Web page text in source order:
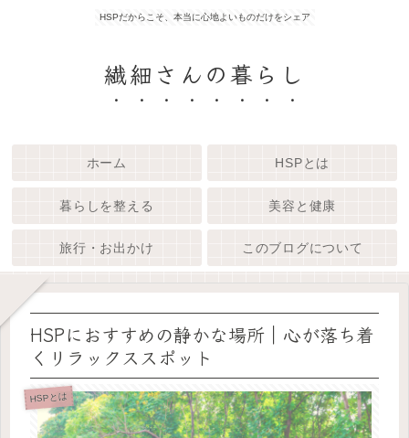
HSPだからこそ、本当に心地よいものだけをシェア
繊細さんの暮らし
ホーム HSPとは
暮らしを整える 美容と健康
旅行・お出かけ このブログについて
HSPにおすすめの静かな場所｜心が落ち着
くリラックススポット
HSPとは